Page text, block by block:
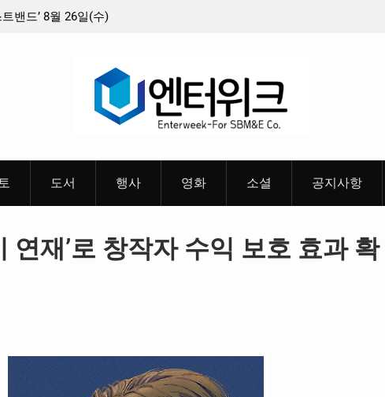
밴드’ 8월 26일(수)
도서 행사 영화 소셜 공지사항
연재’로 창작자 수익 보호 효과 확